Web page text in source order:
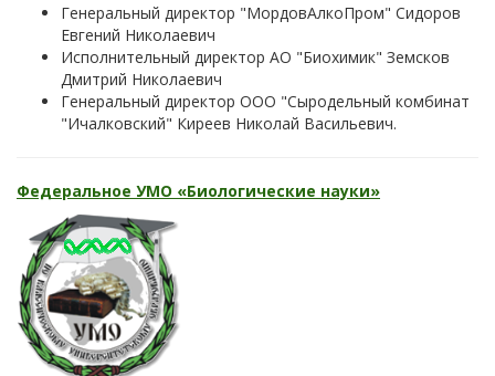
Генеральный директор "МордовАлкоПром" Сидоров
Евгений Николаевич
Исполнительный директор АО "Биохимик" Земсков
Дмитрий Николаевич
Генеральный директор ООО "Сыродельный комбинат
"Ичалковский" Киреев Николай Васильевич.
Федеральное УМО «Биологические науки»